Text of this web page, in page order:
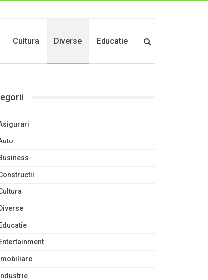
Cultura Diverse Educatie
Business
Diverse
Educatie
Entertainment
Imobiliare
Industrie